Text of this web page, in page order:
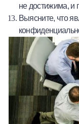
не достижима, и
Выясните, что